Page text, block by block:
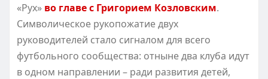
«Рух» во главе с Григорием Козловским.
Символическое рукопожатие двух
руководителей стало сигналом для всего
футбольного сообщества: отныне два клуба идут
в одном направлении – ради развития детей,